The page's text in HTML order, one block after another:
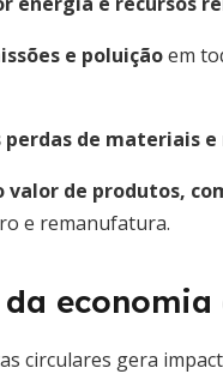
e poluiçãoem
perdas de materiais e
valor de produtos,
e remanufatura.
da
circulares gera